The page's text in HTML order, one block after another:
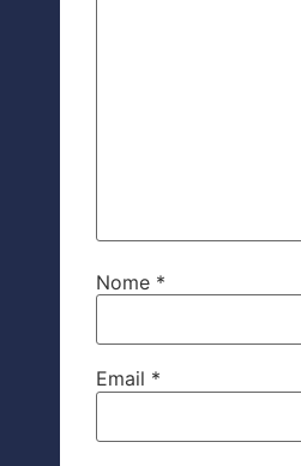
Nome *
Email *